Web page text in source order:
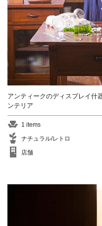
アンティークのディスプレイ什
ンテリア
1 items
ナチュラル/レトロ
店舗